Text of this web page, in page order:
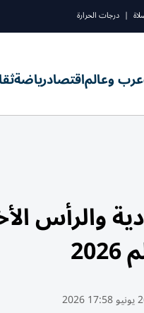
| درجات الحرارة
عرب وعالماقتصادرياضة
والرأس
2026